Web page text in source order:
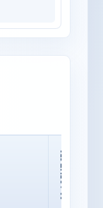
09-12 RMZ 250